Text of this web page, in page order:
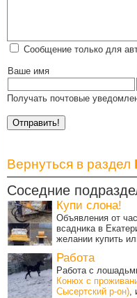
Сообщение только для
Ваше имя
Получать почтовые
Вернуться в раздел
Соседние
Купи слона!
Объявления от
всадника в
желании купить
Работа
Работа с
Конюх с
Сысертский р-он)